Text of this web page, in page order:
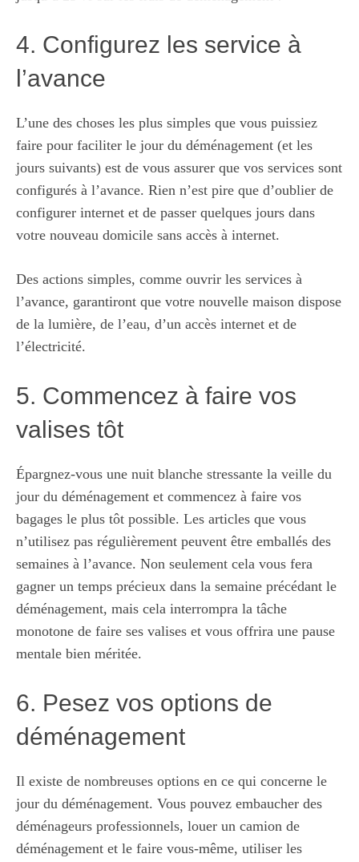
4. Configurez les service à
l’avance
L’une des choses les plus simples que vous puissiez
faire pour faciliter le jour du déménagement (et les
jours suivants) est de vous assurer que vos services sont
configurés à l’avance. Rien n’est pire que d’oublier de
configurer internet et de passer quelques jours dans
votre nouveau domicile sans accès à internet.
Des actions simples, comme ouvrir les services à
l’avance, garantiront que votre nouvelle maison dispose
de la lumière, de l’eau, d’un accès internet et de
l’électricité.
5. Commencez à faire vos
valises tôt
Épargnez-vous une nuit blanche stressante la veille du
jour du déménagement et commencez à faire vos
bagages le plus tôt possible. Les articles que vous
n’utilisez pas régulièrement peuvent être emballés des
semaines à l’avance. Non seulement cela vous fera
gagner un temps précieux dans la semaine précédant le
déménagement, mais cela interrompra la tâche
monotone de faire ses valises et vous offrira une pause
mentale bien méritée.
6. Pesez vos options de
déménagement
Il existe de nombreuses options en ce qui concerne le
jour du déménagement. Vous pouvez embaucher des
déménageurs professionnels, louer un camion de
déménagement et le faire vous-même, utiliser les